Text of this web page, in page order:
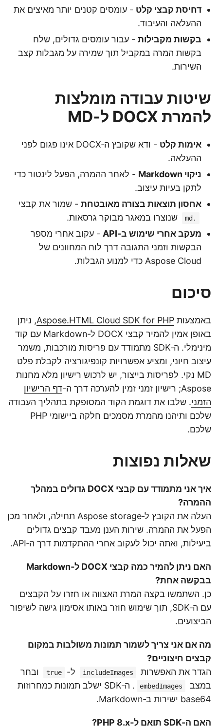
דחיסת קבצי קלט- עומסים קטנים יותר מאיצים את
ההעלאה והעיבוד.
בקשות מקבילות- עבור עומסים גדולים, שלח
בקשות המרה במקביל תוך שמירה על מגבלות קצב
השירות.
שיטות עבודה מומלצות
להמרת DOCX ל‑MD
אימות קלט
- ודא שקובץ ה‑DOCX אינו פגום לפני
ההעלאה.
ניקוי Markdown
- לאחר ההמרה, הפעל לינטור כדי
לתקן בעיות עיצוב.
אחסון תוצאות בצורה מאובטחת- שמור את קבצי
שנוצרו במאגר מבוקר גרסאות.
מעקב אחרי שימוש ב‑API
- עקוב אחרי מספר
הבקשות וזמני התגובה דרך לוח המחוונים של
Aspose Cloud כדי למנוע הגבלות.
סיכום
באמצעותAspose.HTML Cloud SDK for PHP, ניתן
באופן אמין להמיר קבצי DOCX ל‑Markdown עם קוד
מינימלי. ה‑SDK מתמודד עם פריסות מורכבות, משמר
עיצוב חיוני, ומציע אפשרויות קונפיגורציה לקבלת פלט
MD נקי. לפריסות בייצור, יש לרכוש רישיון מלא מחנות
Aspose; רישיון זמני זמין להערכה דרך ה-
דף הרישיון
הזמני. שלבו את דוגמת הקוד המסופקת בתהליך העבודה
שלכם ותיהנו מהמרת מסמכים חלקה ביישומי PHP
שלכם.
שאלות נפוצות
איך אני מתמודד עם קבצי DOCX גדולים במהלך
ההמרה?
העלה את הקובץ ל‑Aspose storage תחילה, ולאחר מכן
הפעל את ההמרה. שירות הענן מעבד קבצים גדולים
ביעילות, ואתה יכול לעקוב אחרי ההתקדמות דרך ה‑API.
האם ניתן להמיר כמה קבצי DOCX ל‑Markdown
בבקשה אחת?
כן. השתמשו בקצה המרת האצווה או חזרו על הקבצים
עם ה‑SDK, תוך שימוש חוזר באותו אסימון גישה לשיפור
הביצועים.
מה אם אני צריך לשמור תמונות משולבות במקום
קבצים חיצוניים?
הגדר את האפשרות
includeImages ל- true
ובחר
במצב
embedImages
. ה‑SDK ישלב תמונות כמחרוזות
base64 ישירות ב‑Markdown.
האם ה‑SDK תואם ל‑PHP 8.x?